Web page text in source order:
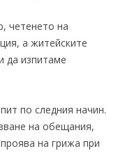
четенето на
а житейските
да изпитаме
по следния начин.
на обещания,
на грижа при